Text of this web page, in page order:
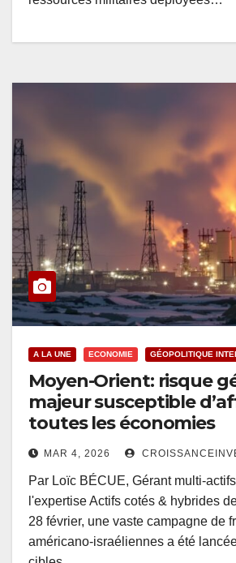
A LA UNE ECONOMIE GÉOPOLITIQUE
Moyen-Orient: risque
majeur susceptible
toutes les économies
MAR 4, 2026
Par Loïc BÉCUE, Gérant multi-
l'expertise Actifs cotés & hybrides
28 février, une vaste campagne de
américano-israéliennes a été